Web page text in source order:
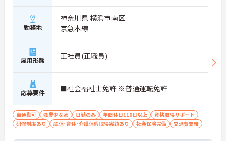
勤務地
神奈川県 横浜市南区
京急本線
雇用形態 正社員(正職員)
応募要件 ■社会福祉士免許 ※普通運転免許
車通勤可 残業少なめ 日勤のみ 年間休日110日以上
資格取得サポート
研修制度あり
産休･育休･介護休暇取得実績あり 社会保険完備 交通費支給